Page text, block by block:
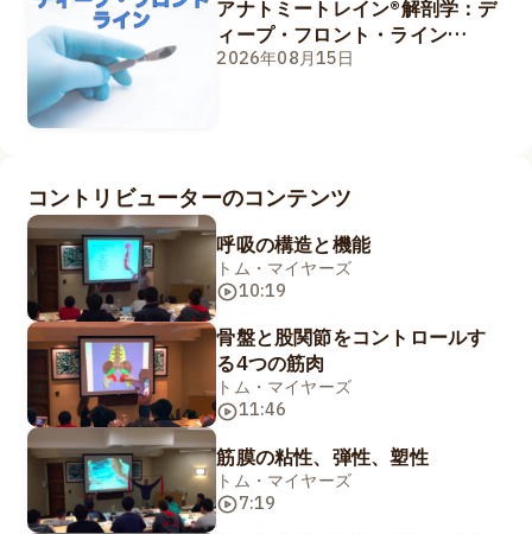
アナトミートレイン®解剖学：デ
ィープ・フロント・ライン
8/15&16
2026年08月15日
コントリビューターのコンテンツ
呼吸の構造と機能
トム・マイヤーズ
10:19
骨盤と股関節をコントロールす
る4つの筋肉
トム・マイヤーズ
11:46
筋膜の粘性、弾性、塑性
トム・マイヤーズ
7:19